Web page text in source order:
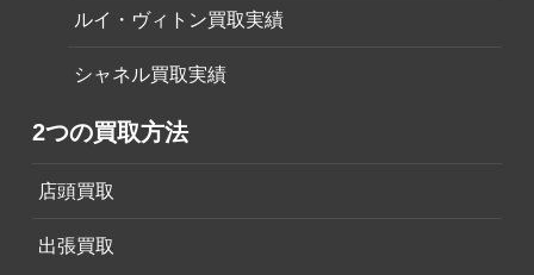
ルイ・ヴィトン買取実績
シャネル買取実績
2つの買取方法
店頭買取
出張買取